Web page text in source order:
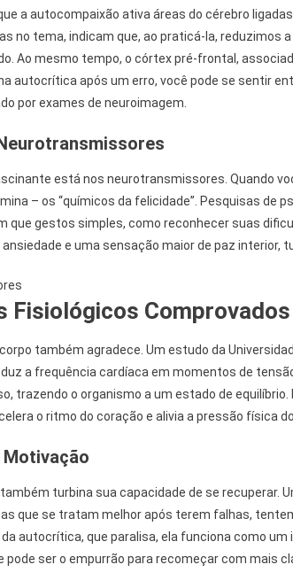
a autocompaixão ativa áreas do cérebro
no tema, indicam que, ao praticá-la, reduzimos
Ao mesmo tempo, o córtex pré-frontal,
autocrítica após um erro, você pode se sentir
por exames de neuroimagem.
está nos neurotransmissores. Quando
– os “químicos da felicidade”. Pesquisas de
que gestos simples, como reconhecer suas
e uma sensação maior de paz interior,
Fisiológicos Comprovados
também agradece. Um estudo da
a frequência cardíaca em momentos de
trazendo o organismo a um estado de
o ritmo do coração e alivia a pressão física
Motivação
turbina sua capacidade de se recuperar.
que se tratam melhor após terem falhas,
autocrítica, que paralisa, ela funciona como
pode ser o empurrão para recomeçar com mais